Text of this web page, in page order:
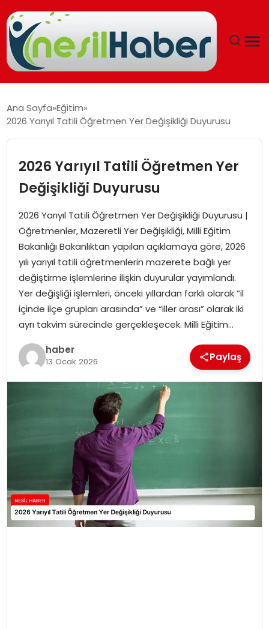
GÜNCEL
YAŞAM
EĞITIM
SOSYAL HABER
SPOR
EKONOMI
MAGAZIN
TEKNOLOJI
Ana Sayfa Eğitim
2026 Yarıyıl Tatili Öğretmen Yer Değişikliği Duyurusu
2026 Yarıyıl Tatili Öğretmen Yer
Değişikliği Duyurusu
2026 Yarıyıl Tatili Öğretmen Yer Değişikliği Duyurusu |
Öğretmenler, Mazeretli Yer Değişikliği, Milli Eğitim
Bakanlığı Bakanlıktan yapılan açıklamaya göre, 2026
yılı yarıyıl tatili öğretmenlerin mazerete bağlı yer
değiştirme işlemlerine ilişkin duyurular yayımlandı.
Yer değişliği işlemleri, önceki yıllardan farklı olarak “il
içinde ilçe grupları arasında” ve “iller arası” olarak iki
ayrı takvim sürecinde gerçekleşecek. Milli Eğitim…
haber
13 Ocak 2026 Paylaş